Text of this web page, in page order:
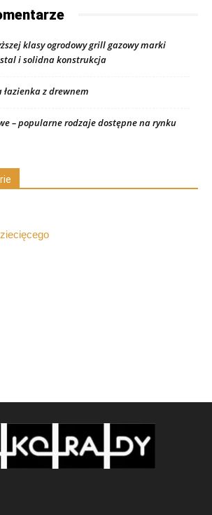
klasy ogrodowy grill gazowy marki
i solidna konstrukcja
łazienka z drewnem
– popularne rodzaje dostępne na rynku